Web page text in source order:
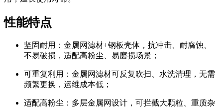
性能特点
坚固耐用：金属网滤材+钢板壳体，抗冲击、耐腐蚀、
不易破损，适配高粉尘、易磨损场景；
可重复利用：金属网滤材可反复吹扫、水洗清理，无需
频繁更换，运维成本低；
适配高粉尘：多层金属网设计，可拦截大颗粒、重质杂